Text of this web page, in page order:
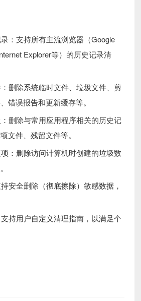
：支持所有主流浏览器（Google
Explorer等）的历史记录清
删除系统临时文件、垃圾文件、剪
错误报告和更新缓存等。
删除与常用应用程序相关的历史记
文件、残留文件等。
：删除访问计算机时创建的垃圾数
安全删除（彻底擦除）敏感数据，
持用户自定义清理指南，以满足个